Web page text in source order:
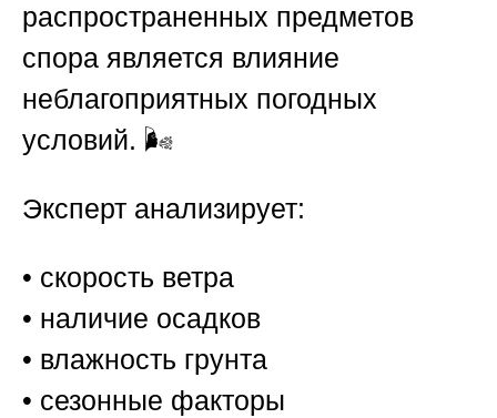
распространенных предметов
спора является влияние
неблагоприятных погодных
условий. 🌬️
Эксперт анализирует:
• скорость ветра
• наличие осадков
• влажность грунта
• сезонные факторы